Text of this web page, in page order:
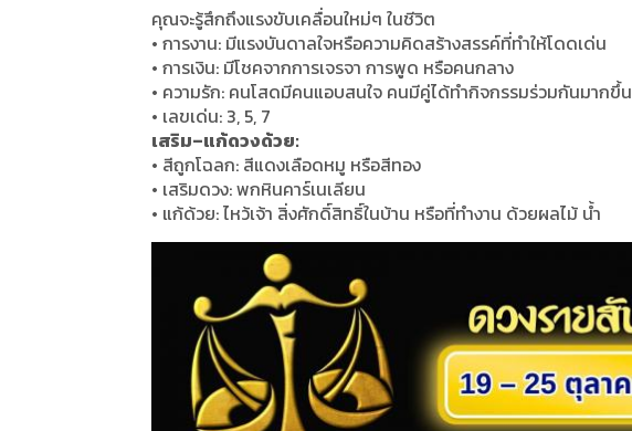
คุณจะรู้สึกถึงแรงขับเคลื่อนใหม่ๆ ในชีวิต
• การงาน: มีแรงบันดาลใจหรือความคิดสร้างสรรค์ที่ทำให้โดดเด่น
• การเงิน: มีโชคจากการเจรจา การพูด หรือคนกลาง
• ความรัก: คนโสดมีคนแอบสนใจ คนมีคู่ได้ทำกิจกรรมร่วมกันมากขึ้น
• เลขเด่น: 3, 5, 7
เสริม–แก้ดวงด้วย:
• สีถูกโฉลก: สีแดงเลือดหมู หรือสีทอง
• เสริมดวง:พกหินคาร์เนเลียน
• แก้ด้วย:ไหว้เจ้า สิ่งศักดิ์สิทธิ์ในบ้าน หรือที่ทำงาน ด้วยผลไม้ น้ำ